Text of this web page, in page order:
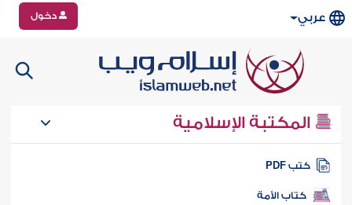
عربي دخول
المكتبة الإسلامية
كتب PDF